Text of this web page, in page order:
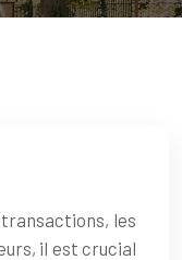
les
il est crucial